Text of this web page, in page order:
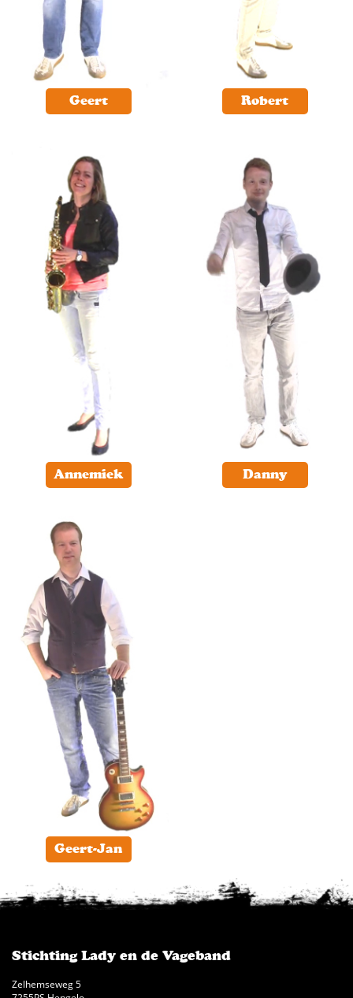
Geert Robert
Annemiek Danny
Geert-Jan
Stichting Lady en de Vageband
Zelhemseweg 5